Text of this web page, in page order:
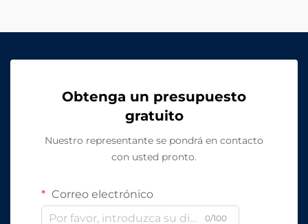
Obtenga un presupuesto
gratuito
Nuestro representante se pondrá en contacto
con usted pronto.
Correo electrónico
0/100